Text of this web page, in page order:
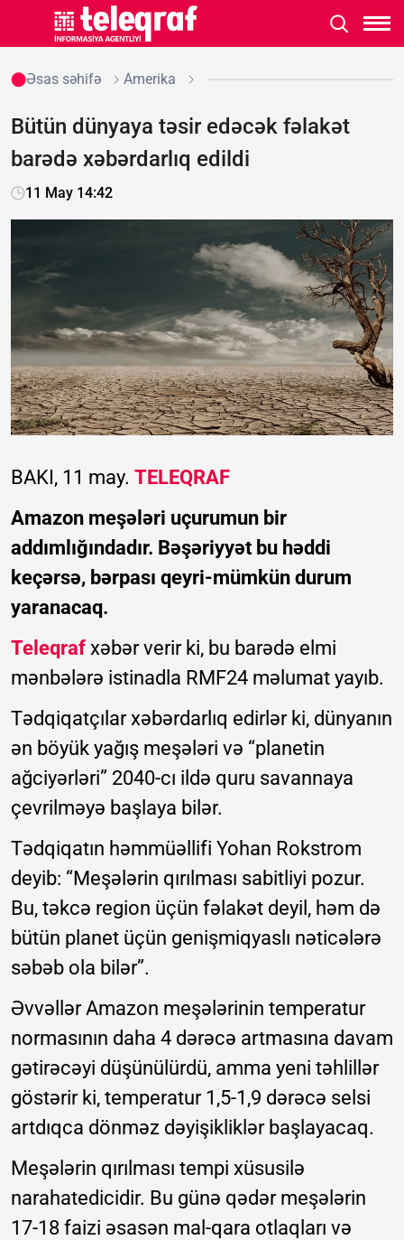
Əsas səhifə Amerika
Bütün dünyaya təsir edəcək fəlakət
barədə xəbərdarlıq edildi
11 May 14:42
BAKI, 11 may. TELEQRAF
Amazon meşələri uçurumun bir
addımlığındadır. Bəşəriyyət bu həddi
keçərsə, bərpası qeyri-mümkün durum
yaranacaq.
Teleqraf xəbər verir ki, bu barədə elmi
mənbələrə istinadla RMF24 məlumat yayıb.
Tədqiqatçılar xəbərdarlıq edirlər ki, dünyanın
ən böyük yağış meşələri və “planetin
ağciyərləri” 2040-cı ildə quru savannaya
çevrilməyə başlaya bilər.
Tədqiqatın həmmüəllifi Yohan Rokstrom
deyib: “Meşələrin qırılması sabitliyi pozur.
Bu, təkcə region üçün fəlakət deyil, həm də
bütün planet üçün genişmiqyaslı nəticələrə
səbəb ola bilər”.
Əvvəllər Amazon meşələrinin temperatur
normasının daha 4 dərəcə artmasına davam
gətirəcəyi düşünülürdü, amma yeni təhlillər
göstərir ki, temperatur 1,5-1,9 dərəcə selsi
artdıqca dönməz dəyişikliklər başlayacaq.
Meşələrin qırılması tempi xüsusilə
narahatedicidir. Bu günə qədər meşələrin
17-18 faizi əsasən mal-qara otlaqları və